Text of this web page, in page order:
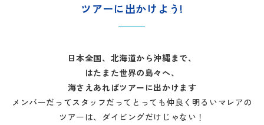
ツアーに出かけよう!
日本全国、北海道から沖縄まで、
はたまた世界の島々へ、
海さえあればツアーに出かけます
メンバーだってスタッフだってとっても仲良く明るいマレアの
ツアーは、ダイビングだけじゃない！